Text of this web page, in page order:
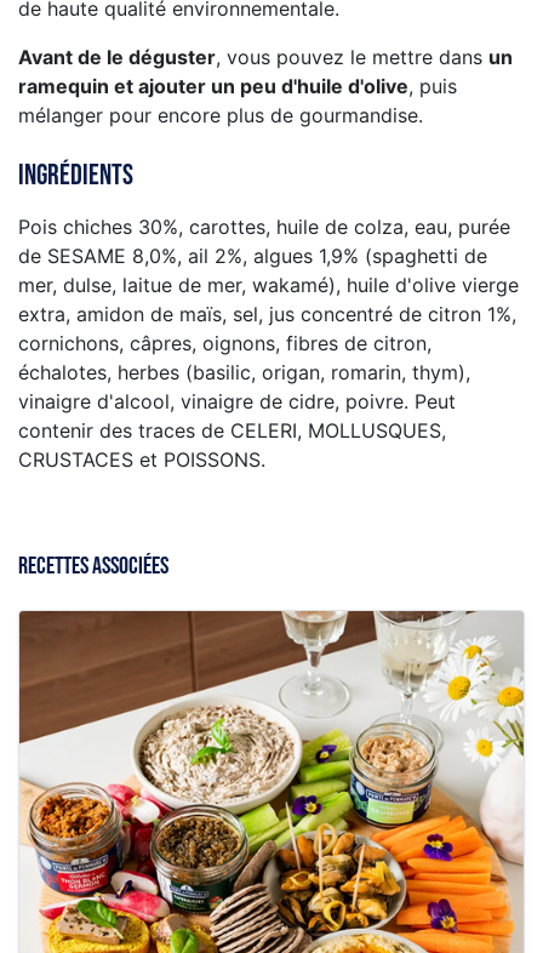
de haute qualité environnementale.
Avant de le déguster, vous pouvez le mettre dans un
ramequin et ajouter un peu d'huile d'olive, puis
mélanger pour encore plus de gourmandise.
Ingrédients
Pois chiches 30%, carottes, huile de colza, eau, purée
de SESAME 8,0%, ail 2%, algues 1,9% (spaghetti de
mer, dulse, laitue de mer, wakamé), huile d'olive vierge
extra, amidon de maïs, sel, jus concentré de citron 1%,
cornichons, câpres, oignons, fibres de citron,
échalotes, herbes (basilic, origan, romarin, thym),
vinaigre d'alcool, vinaigre de cidre, poivre. Peut
contenir des traces de CELERI, MOLLUSQUES,
CRUSTACES et POISSONS.
RECETTES ASSOCIÉES